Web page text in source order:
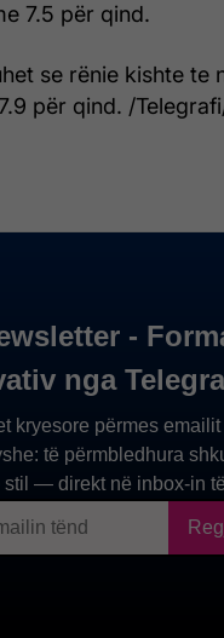
7.5 për qind.
se rënie kishte te
për qind. /